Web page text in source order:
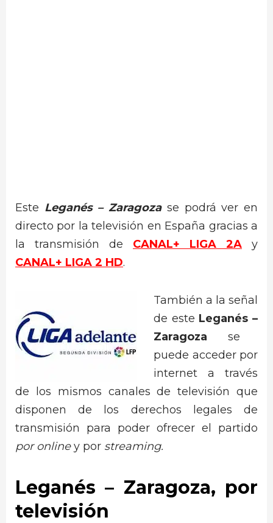
Este Leganés –Zaragoza se podrá ver en
directo por la televisión en España gracias a
la transmisión de CANAL+ LIGA 2A y
CANAL+ LIGA 2 HD.
También a la señal
de este Leganés –
Zaragoza se
puede acceder por
internet a través
de los mismos canales de televisión que
disponen de los derechos legales de
transmisión para poder ofrecer el partido
por onliney por streaming.
Leganés – Zaragoza, por
televisión